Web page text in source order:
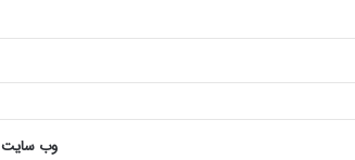
وب‌ سایت